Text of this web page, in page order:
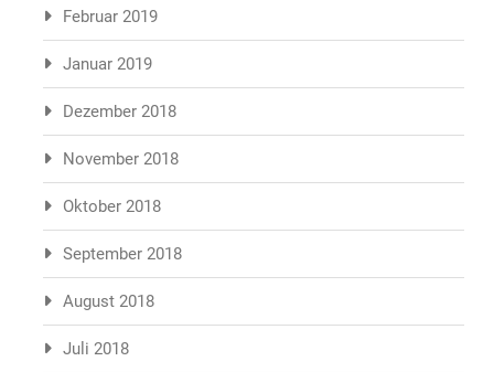
Februar 2019
Januar 2019
Dezember 2018
November 2018
Oktober 2018
September 2018
August 2018
Juli 2018